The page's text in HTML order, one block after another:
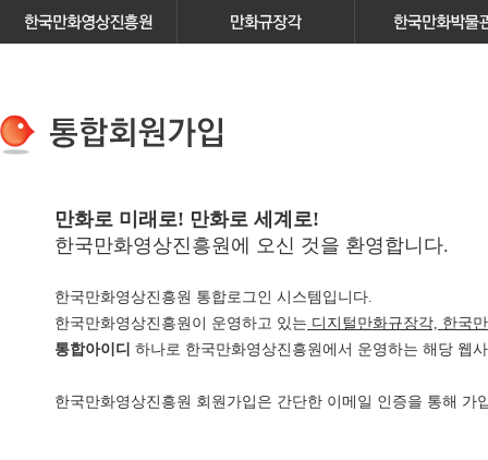
만화로 미래로! 만화로 세계로!
한국만화영상진흥원에 오신 것을 환영합니다.
한국만화영상진흥원 통합로그인 시스템입니다.
한국만화영상진흥원이 운영하고 있는 디지털만화규장각, 한국
통합아이디 하나로 한국만화영상진흥원에서 운영하는 해당 웹
한국만화영상진흥원 회원가입은 간단한 이메일 인증을 통해 가